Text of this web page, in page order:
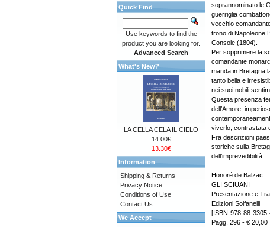
soprannominato le
guerriglia
vecchio
trono di Napoleone
Console (1804).
Per sopprimere la
comandante
manda in Bretagna
tanto bella e
nei suoi nobili
Questa presenza
dell’Amore,
viverlo, contrastata
Fra descrizioni
storiche sulla
dell’imprevedibilità.
Honoré de Balzac
GLI SCIUANI
Presentazione e
Edizioni Solfanelli
[ISBN-978-88-
Pagg. 296 - € 20,00
Quick Find
Use keywords to find the
product you are looking for.
Advanced Search
What's New?
LA CELLA CELA IL CIELO
14.00€
13.30€
Information
Shipping & Returns
Privacy Notice
Conditions of Use
Contact Us
We Accept